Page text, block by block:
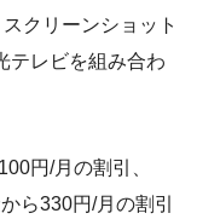
クリーンショット
テレビを組み合わ
円/月の割引、
ら330円/月の割引